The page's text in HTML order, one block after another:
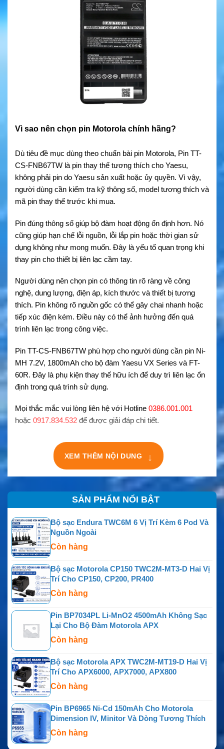
Vì sao nên chọn pin Motorola chính hãng?
Dù tiêu đề mục dùng theo chuẩn bài pin Motorola, Pin TT-
CS-FNB67TW là pin thay thế tương thích cho Yaesu,
không phải pin do Yaesu sản xuất hoặc ủy quyền. Vì vậy,
người dùng cần kiểm tra kỹ thông số, model tương thích và
mã pin thay thế trước khi mua.
Pin đúng thông số giúp bộ đàm hoạt động ổn định hơn. Nó
cũng giúp hạn chế lỗi nguồn, lỗi lắp pin hoặc thời gian sử
dụng không như mong muốn. Đây là yếu tố quan trọng khi
thay pin cho thiết bị liên lạc cầm tay.
Người dùng nên chọn pin có thông tin rõ ràng về công
nghệ, dung lượng, điện áp, kích thước và thiết bị tương
thích. Pin không rõ nguồn gốc có thể gây chai nhanh hoặc
tiếp xúc điện kém. Điều này có thể ảnh hưởng đến quá
trình liên lạc trong công việc.
Pin TT-CS-FNB67TW phù hợp cho người dùng cần pin Ni-
MH 7.2V, 1800mAh cho bộ đàm Yaesu VX Series và FT-
60R. Đây là phụ kiện thay thế hữu ích để duy trì liên lạc ổn
định trong quá trình sử dụng.
Mọi thắc mắc vui lòng liên hệ với Hotline 0386.001.001
hoặc 0917.834.532 để được giải đáp chi tiết.
XEM THÊM NỘI DUNG ↓
SẢN PHẨM NỔI BẬT
Bộ sạc Endura TWC6M 6 Vị Trí Kèm 6 Pod Và
Nguồn Ngoài
Còn hàng
Bộ sạc Motorola CP150 TWC2M-MT3-D Hai Vị
Trí Cho CP150, CP200, PR400
Còn hàng
Pin BP7034PL Li-MnO2 4500mAh Không Sạc
Lại Cho Bộ Đàm Motorola APX
Còn hàng
Bộ sạc Motorola APX TWC2M-MT19-D Hai Vị
Trí Cho APX6000, APX7000, APX800
Còn hàng
Pin BP6965 Ni-Cd 150mAh Cho Motorola
Dimension IV, Minitor Và Dòng Tương Thích
Còn hàng